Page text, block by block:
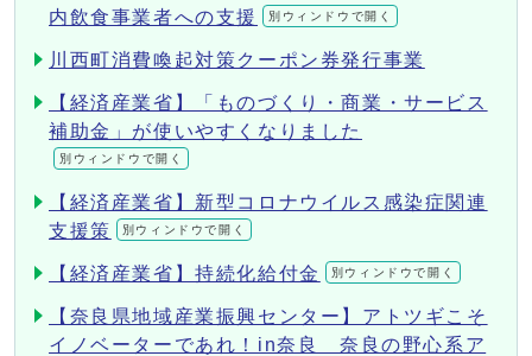
内飲食事業者への支援
別ウィンドウで開く
川西町消費喚起対策クーポン券発行事業
【経済産業省】「ものづくり・商業・サービス
補助金」が使いやすくなりました
別ウィンドウで開く
【経済産業省】新型コロナウイルス感染症関連
支援策
別ウィンドウで開く
【経済産業省】持続化給付金 別ウィンドウで開く
【奈良県地域産業振興センター】アトツギこそ
イノベーターであれ！in奈良 奈良の野心系ア